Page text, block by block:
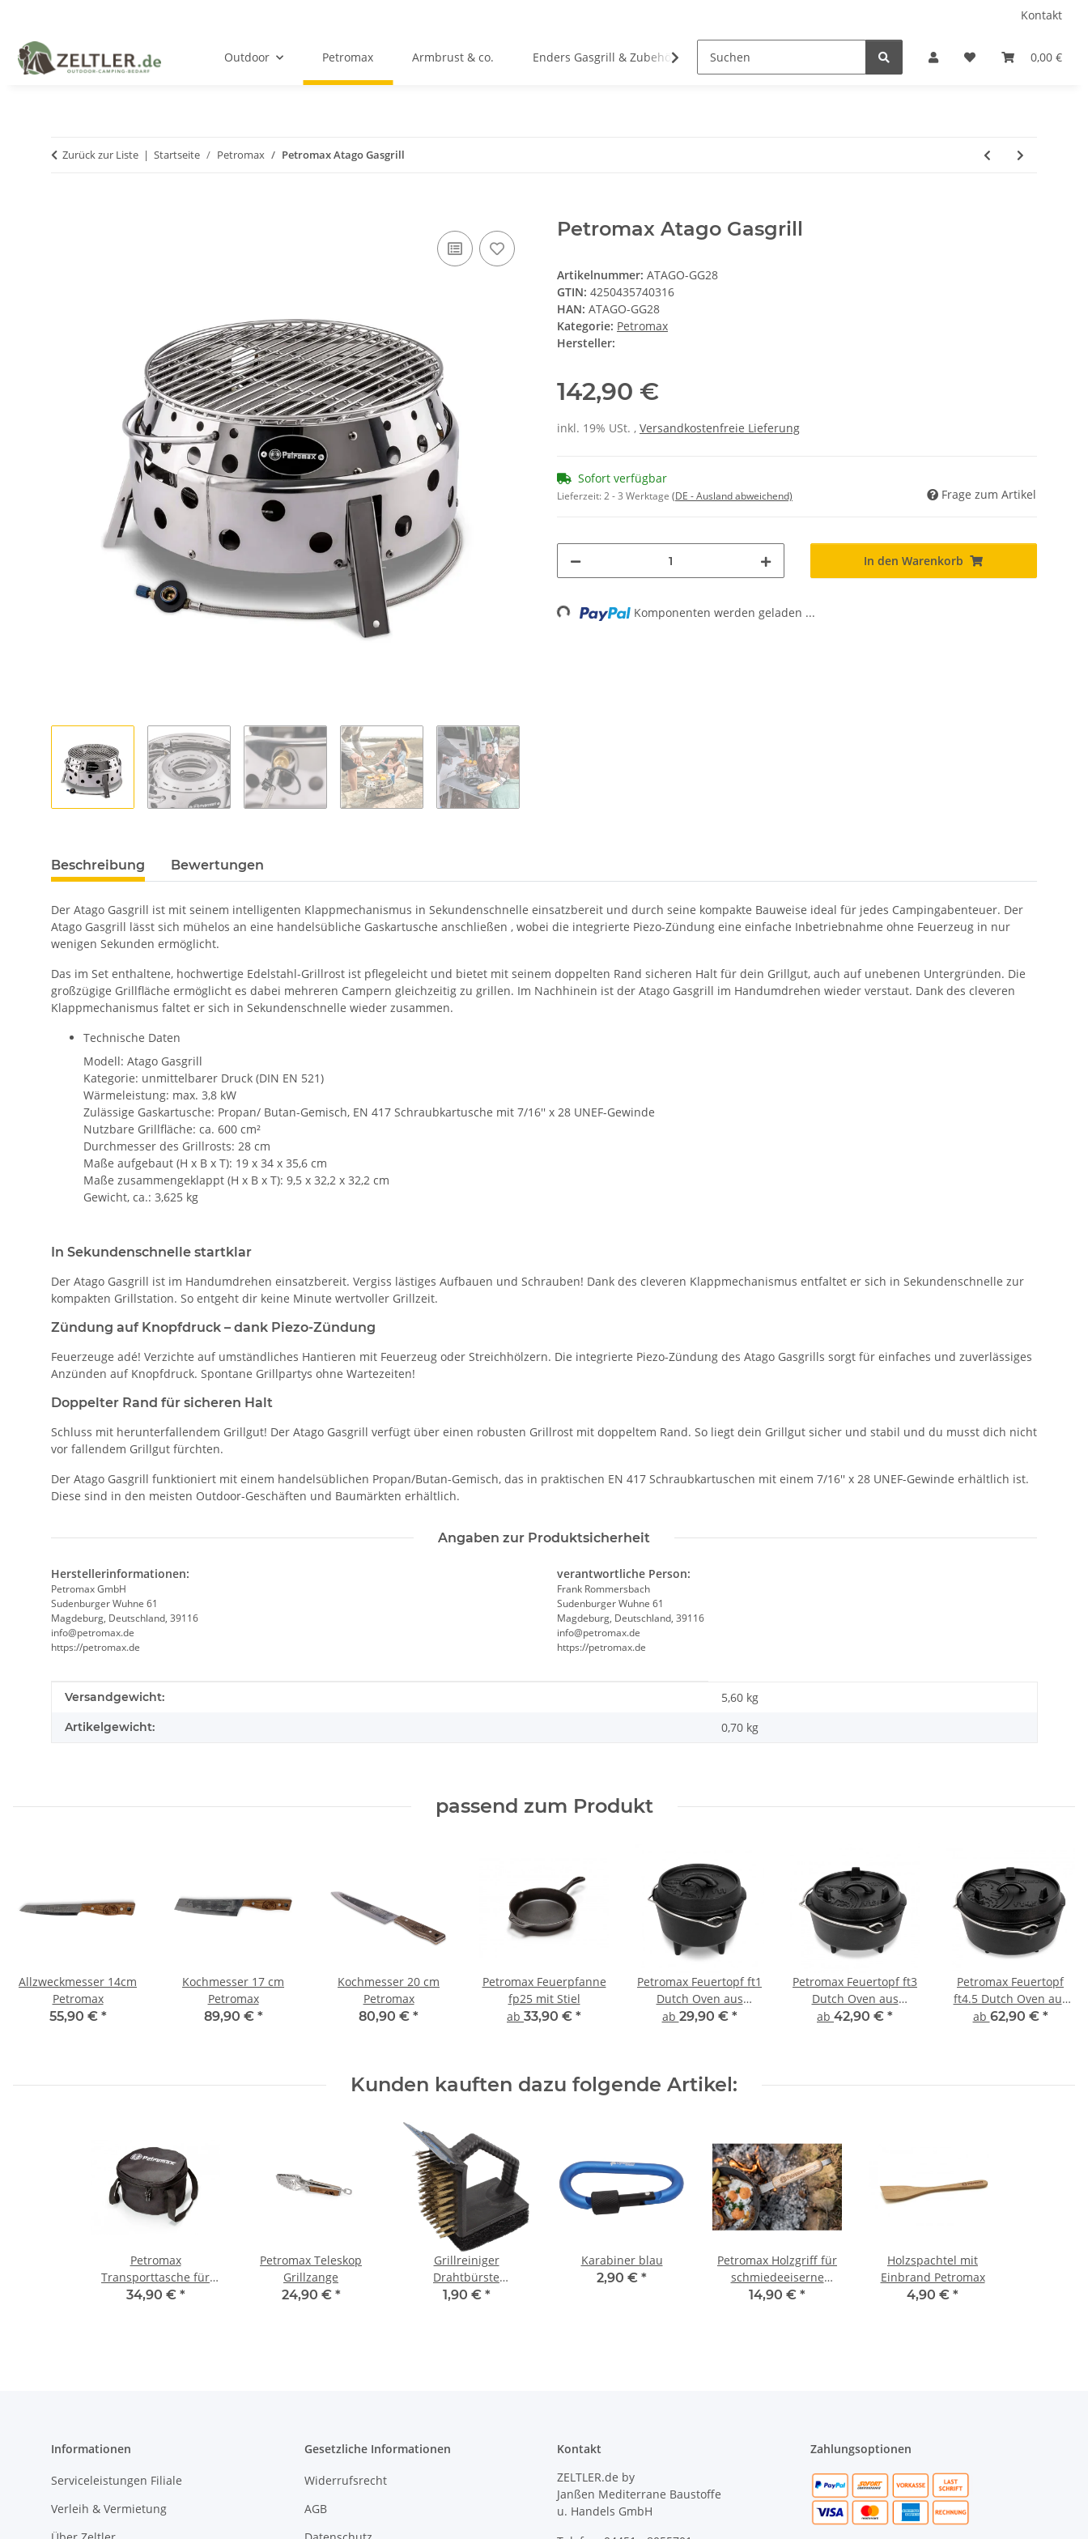
Kontakt
0,00 €
Outdoor Petromax Armbrust & co. Enders Gasgrill & Zubehör Camping Gardenflare Gasflaschen (Stand 23.02.2026)
Zurück zur Liste Startseite Petromax Petromax Atago Gasgrill
Petromax Atago Gasgrill
Artikelnummer: ATAGO-GG28
GTIN: 4250435740316
HAN: ATAGO-GG28
Kategorie: Petromax
Hersteller:
142,90 €
inkl. 19% USt. , Versandkostenfreie Lieferung
Sofort verfügbar
Lieferzeit:2 - 3 Werktage (DE - Ausland abweichend) Frage zum Artikel
In den Warenkorb
Loading... Komponenten werden geladen ...
Beschreibung Bewertungen
Der Atago Gasgrill ist mit seinem intelligenten Klappmechanismus in Sekundenschnelle einsatzbereit und durch seine kompakte Bauweise ideal für jedes Campingabenteuer. Der
Atago Gasgrill lässt sich mühelos an eine handelsübliche Gaskartusche anschließen , wobei die integrierte Piezo-Zündung eine einfache Inbetriebnahme ohne Feuerzeug in nur
wenigen Sekunden ermöglicht.
Das im Set enthaltene, hochwertige Edelstahl-Grillrost ist pflegeleicht und bietet mit seinem doppelten Rand sicheren Halt für dein Grillgut, auch auf unebenen Untergründen. Die
großzügige Grillfläche ermöglicht es dabei mehreren Campern gleichzeitig zu grillen. Im Nachhinein ist der Atago Gasgrill im Handumdrehen wieder verstaut. Dank des cleveren
Klappmechanismus faltet er sich in Sekundenschnelle wieder zusammen.
Technische Daten
Modell: Atago Gasgrill
Kategorie: unmittelbarer Druck (DIN EN 521)
Wärmeleistung: max. 3,8 kW
Zulässige Gaskartusche: Propan/ Butan-Gemisch, EN 417 Schraubkartusche mit 7/16'' x 28 UNEF-Gewinde
Nutzbare Grillfläche: ca. 600 cm²
Durchmesser des Grillrosts: 28 cm
Maße aufgebaut (H x B x T): 19 x 34 x 35,6 cm
Maße zusammengeklappt (H x B x T): 9,5 x 32,2 x 32,2 cm
Gewicht, ca.: 3,625 kg
In Sekundenschnelle startklar
Der Atago Gasgrill ist im Handumdrehen einsatzbereit. Vergiss lästiges Aufbauen und Schrauben! Dank des cleveren Klappmechanismus entfaltet er sich in Sekundenschnelle zur
kompakten Grillstation. So entgeht dir keine Minute wertvoller Grillzeit.
Zündung auf Knopfdruck – dank Piezo-Zündung
Feuerzeuge adé! Verzichte auf umständliches Hantieren mit Feuerzeug oder Streichhölzern. Die integrierte Piezo-Zündung des Atago Gasgrills sorgt für einfaches und zuverlässiges
Anzünden auf Knopfdruck. Spontane Grillpartys ohne Wartezeiten!
Doppelter Rand für sicheren Halt
Schluss mit herunterfallendem Grillgut! Der Atago Gasgrill verfügt über einen robusten Grillrost mit doppeltem Rand. So liegt dein Grillgut sicher und stabil und du musst dich nicht
vor fallendem Grillgut fürchten.
Der Atago Gasgrill funktioniert mit einem handelsüblichen Propan/Butan-Gemisch, das in praktischen EN 417 Schraubkartuschen mit einem 7/16'' x 28 UNEF-Gewinde erhältlich ist.
Diese sind in den meisten Outdoor-Geschäften und Baumärkten erhältlich.
Angaben zur Produktsicherheit
Herstellerinformationen:
Petromax GmbH
Sudenburger Wuhne 61
Magdeburg, Deutschland, 39116
info@petromax.de
https://petromax.de
verantwortliche Person:
Frank Rommersbach
Sudenburger Wuhne 61
Magdeburg, Deutschland, 39116
info@petromax.de
https://petromax.de
Produkteigenschaft
Wert
Versandgewicht: 5,60 kg
Artikelgewicht: 0,70 kg
passend zum Produkt
Allzweckmesser 14cm
Petromax
55,90 € *
Kochmesser 17 cm
Petromax
89,90 € *
Kochmesser 20 cm
Petromax
80,90 € *
Petromax Feuerpfanne
fp25 mit Stiel
ab 33,90 € *
Petromax Feuertopf ft1
Dutch Oven aus
Gusseisen - 0,93L Topf
ab 29,90 € *
Petromax Feuertopf ft3
Dutch Oven aus
Gusseisen - 1,6L Topf &
ab 42,90 € *
Petromax Feuertopf
ft4.5 Dutch Oven aus
Gusseisen - 3,5L Topf &
ab 62,90 € *
Kunden kauften dazu folgende Artikel:
Petromax
Transporttasche für
Feuertopf ft6, ft9 und
34,90 € *
Petromax Teleskop
Grillzange
24,90 € *
Grillreiniger
Drahtbürste
Metallschaber
1,90 € *
Karabiner blau
2,90 € *
Petromax Holzgriff für
schmiedeeiserne
Pfannen
14,90 € *
Holzspachtel mit
Einbrand Petromax
4,90 € *
Informationen
Serviceleistungen Filiale
Verleih & Vermietung
Gesetzliche Informationen
Widerrufsrecht
AGB
Kontakt
ZELTLER.de by
Janßen Mediterrane Baustoffe
u. Handels GmbH
Zahlungsoptionen